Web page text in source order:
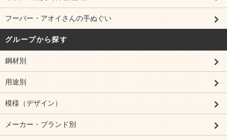
フーバー・アオイさんの手ぬぐい
グループから探す
鋼材別
用途別
模様（デザイン）
メーカー・ブランド別